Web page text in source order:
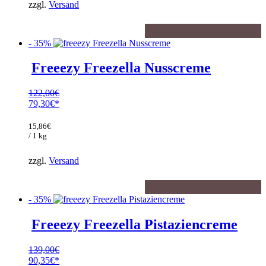
zzgl. Versand
- 35%
Freeezy Freezella Nusscreme
122,00€
Ursprünglicher
war:
122,00€
79,30€
Preis
ist:
15,86€
/ 1 kg
zzgl. Versand
- 35%
Freeezy Freezella Pistaziencreme
139,00€
Ursprünglicher
90,35€